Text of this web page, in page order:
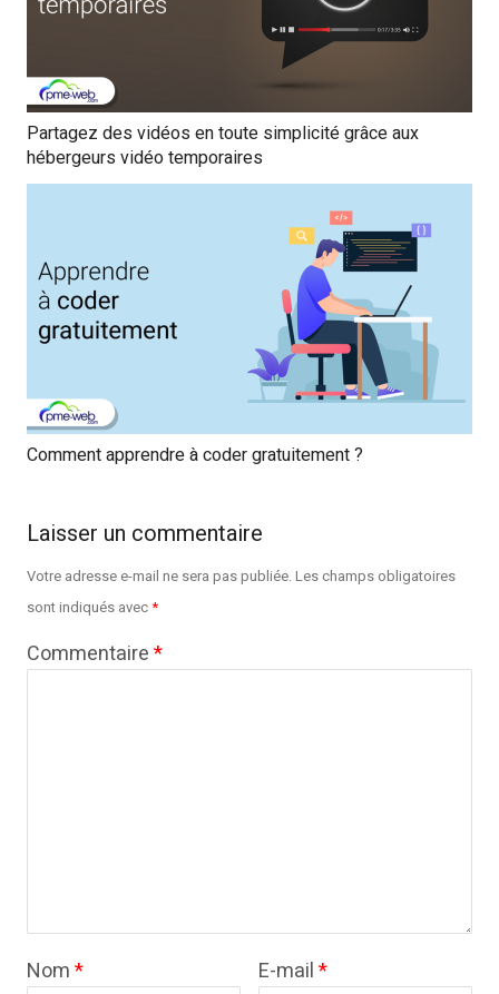
Partagez des vidéos en toute simplicité grâce aux
hébergeurs vidéo temporaires
Comment apprendre à coder gratuitement ?
Laisser un commentaire
Votre adresse e-mail ne sera pas publiée.Les champs obligatoires
sont indiqués avec*
Commentaire*
Nom* E-mail*